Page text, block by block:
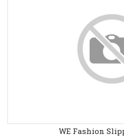
WE Fashion